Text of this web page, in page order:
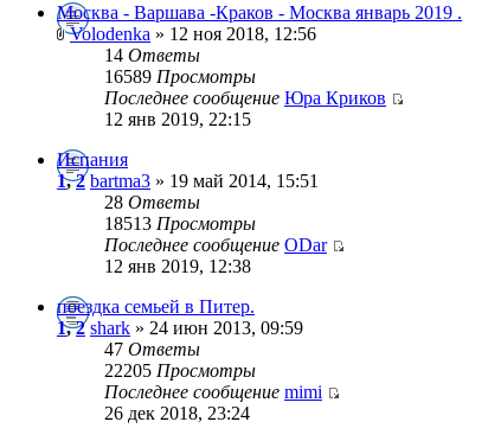
Москва - Варшава -Краков - Москва январь 2019 .
Volodenka » 12 ноя 2018, 12:56
14 Ответы
16589 Просмотры
Последнее сообщение Юра Криков
12 янв 2019, 22:15
Испания
1,2 bartma3 » 19 май 2014, 15:51
28 Ответы
18513 Просмотры
Последнее сообщение ODar
12 янв 2019, 12:38
поездка семьей в Питер.
1,2 shark » 24 июн 2013, 09:59
47 Ответы
22205 Просмотры
Последнее сообщение mimi
26 дек 2018, 23:24